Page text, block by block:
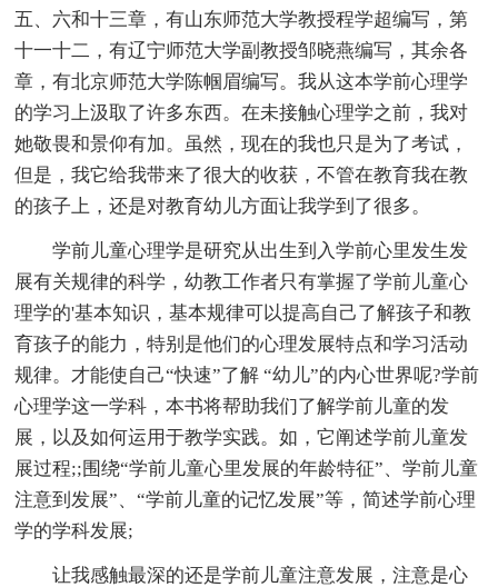
五、六和十三章，有山东师范大学教授程学超编写，第
十一十二，有辽宁师范大学副教授邹晓燕编写，其余各
章，有北京师范大学陈帼眉编写。我从这本学前心理学
的学习上汲取了许多东西。在未接触心理学之前，我对
她敬畏和景仰有加。虽然，现在的我也只是为了考试，
但是，我它给我带来了很大的收获，不管在教育我在教
的孩子上，还是对教育幼儿方面让我学到了很多。
学前儿童心理学是研究从出生到入学前心里发生发
展有关规律的科学，幼教工作者只有掌握了学前儿童心
理学的'基本知识，基本规律可以提高自己了解孩子和教
育孩子的能力，特别是他们的心理发展特点和学习活动
规律。才能使自己“快速”了解 “幼儿”的内心世界呢?学前
心理学这一学科，本书将帮助我们了解学前儿童的发
展，以及如何运用于教学实践。如，它阐述学前儿童发
展过程;;围绕“学前儿童心里发展的年龄特征”、学前儿童
注意到发展”、“学前儿童的记忆发展”等，简述学前心理
学的学科发展;
让我感触最深的还是学前儿童注意发展，注意是心